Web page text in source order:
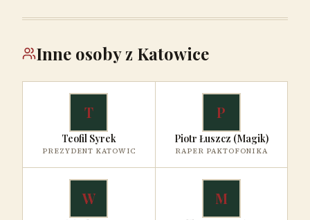
Inne osoby z Katowice
T
Teofil Syrek
PREZYDENT KATOWIC
P
Piotr Łuszcz (Magik)
RAPER PAKTOFONIKA
W M